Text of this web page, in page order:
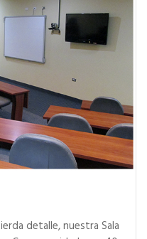
detalle, nuestra Sala